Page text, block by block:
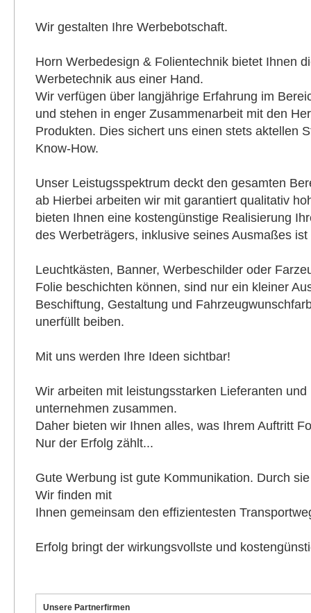
Wir gestalten Ihre Werbebotschaft.
Horn Werbedesign & Folientechnik bietet Ihnen
Werbetechnik aus einer Hand.
Wir verfügen über langjährige Erfahrung im
und stehen in enger Zusammenarbeit mit den
Produkten. Dies sichert uns einen stets aktellen
Know-How.
Unser Leistugsspektrum deckt den gesamten
ab Hierbei arbeiten wir mit garantiert qualitativ
bieten Ihnen eine kostengünstige Realisierung
des Werbeträgers, inklusive seines Ausmaßes
Leuchtkästen, Banner, Werbeschilder oder
Folie beschichten können, sind nur ein kleiner
Beschiftung, Gestaltung und
unerfüllt beiben.
Mit uns werden Ihre Ideen sichtbar!
Wir arbeiten mit leistungsstarken Lieferanten
unternehmen zusammen.
Daher bieten wir Ihnen alles, was Ihrem Auftritt
Nur der Erfolg zählt...
Gute Werbung ist gute Kommunikation. Durch
Wir finden mit
Ihnen gemeinsam den effizientesten
Erfolg bringt der wirkungsvollste und
Unsere Partnerfirmen